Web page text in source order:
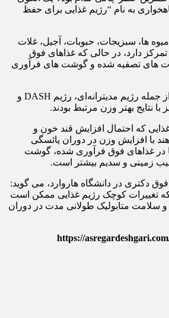
به نام “رژیم غذایی برای حفظ
ها، سبزیجات، حبوبات، آجیل، غلات
دارد، در حالی که غذاهای فوق
های تصفیه شده و گوشت های فرآوری
سبک‌های غذایی مشابه- از جمله رژیم مدیترانه‌ای، رژیم DASH و
نتایج بهتر وزن مرتبط بودند.
که احتمال افزایش قند خون و
با افزایش وزن در دوران یائسگی
در غذاهای فوق فرآوری شده، گوشت
زمینی و سدیم بیشتر است.
دکتری در دانشگاه هاروارد، می گوید:
تغییرات کوچک رژیم غذایی ممکن است
سلامت متابولیک طولانی مدت در دوران
https://